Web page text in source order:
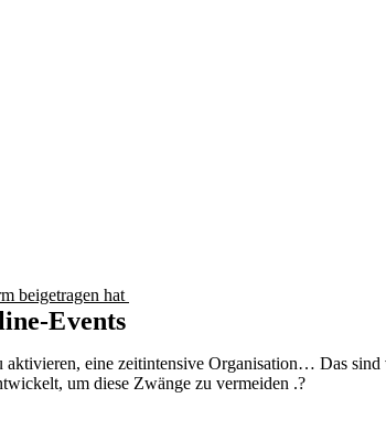
beigetragen hat
Events
eine zeitintensive Organisation… Das
um diese Zwänge zu vermeiden .?